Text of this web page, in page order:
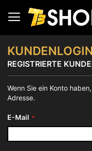
Inhalt
springen
KUNDENLOGIN
REGISTRIERTE
Wenn Sie ein Konto
Adresse.
E-Mail